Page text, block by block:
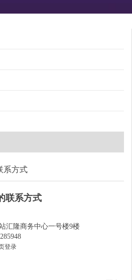
系方式
联系方式
汇隆商务中心一号楼9楼
登录